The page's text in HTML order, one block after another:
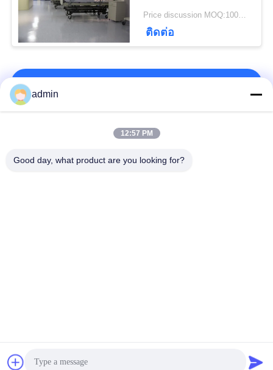
Price discussion MOQ:100SQM
ติดต่อ
หมวดหมู่ยอดนิยม
admin
12:57 PM
Good day, what product are you looking for?